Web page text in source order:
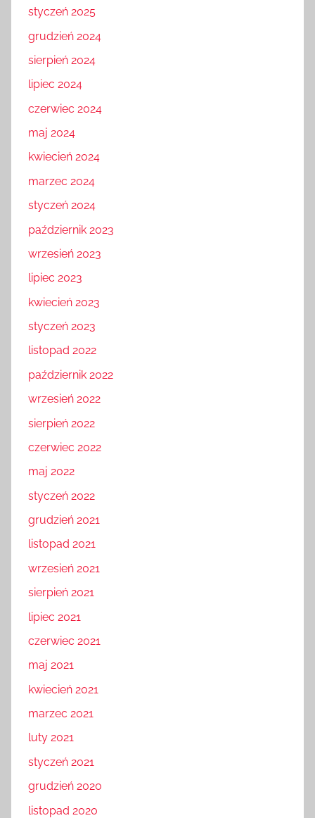
styczeń 2025
grudzień 2024
sierpień 2024
lipiec 2024
czerwiec 2024
maj 2024
kwiecień 2024
marzec 2024
styczeń 2024
październik 2023
wrzesień 2023
lipiec 2023
kwiecień 2023
styczeń 2023
listopad 2022
październik 2022
wrzesień 2022
sierpień 2022
czerwiec 2022
maj 2022
styczeń 2022
grudzień 2021
listopad 2021
wrzesień 2021
sierpień 2021
lipiec 2021
czerwiec 2021
maj 2021
kwiecień 2021
marzec 2021
luty 2021
styczeń 2021
grudzień 2020
listopad 2020